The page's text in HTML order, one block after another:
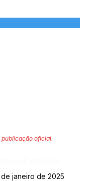
oficial.
de janeiro de 2025